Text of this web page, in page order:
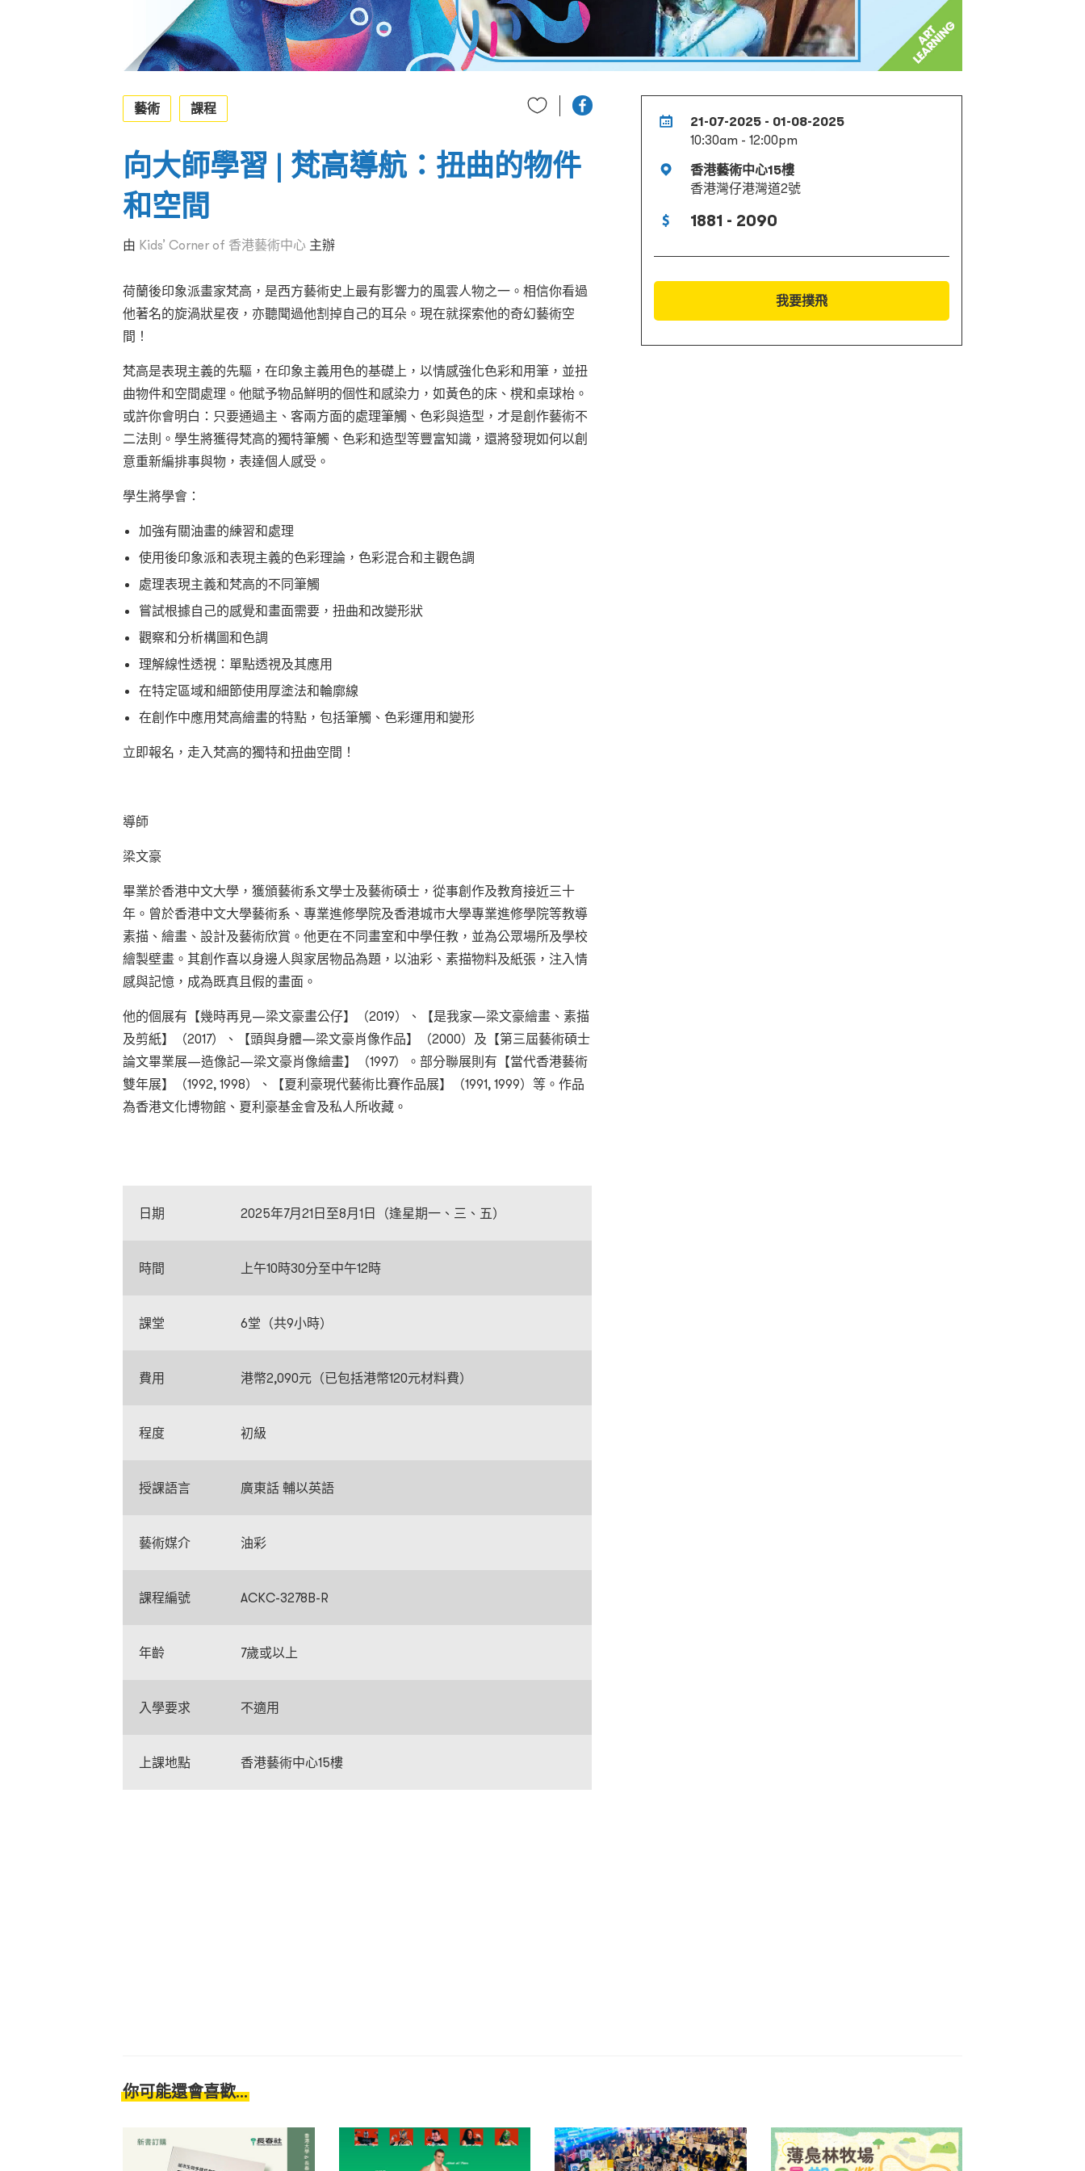
21-07-2025 - 01-08-2025
10:30am - 12:00pm
香港藝術中心15樓
香港灣仔港灣道2號
1881 - 2090
我要撲飛
藝術 課程
向大師學習 | 梵高導航：扭曲的物件
和空間
由 Kids’ Corner of 香港藝術中心 主辦
荷蘭後印象派畫家梵高，是西方藝術史上最有影響力的風雲人物之一。相信你看過
他著名的旋渦狀星夜，亦聽聞過他割掉自己的耳朵。現在就探索他的奇幻藝術空
間！
梵高是表現主義的先驅，在印象主義用色的基礎上，以情感強化色彩和用筆，並扭
曲物件和空間處理。他賦予物品鮮明的個性和感染力，如黃色的床、櫈和桌球枱。
或許你會明白：只要通過主、客兩方面的處理筆觸、色彩與造型，才是創作藝術不
二法則。學生將獲得梵高的獨特筆觸、色彩和造型等豐富知識，還將發現如何以創
意重新編排事與物，表達個人感受。
學生將學會：
加強有關油畫的練習和處理
使用後印象派和表現主義的色彩理論，色彩混合和主觀色調
處理表現主義和梵高的不同筆觸
嘗試根據自己的感覺和畫面需要，扭曲和改變形狀
觀察和分析構圖和色調
理解線性透視：單點透視及其應用
在特定區域和細節使用厚塗法和輪廓線
在創作中應用梵高繪畫的特點，包括筆觸、色彩運用和變形
立即報名，走入梵高的獨特和扭曲空間！
導師
梁文豪
畢業於香港中文大學，獲頒藝術系文學士及藝術碩士，從事創作及教育接近三十
年。曾於香港中文大學藝術系、專業進修學院及香港城市大學專業進修學院等教導
素描、繪畫、設計及藝術欣賞。他更在不同畫室和中學任教， 並為公眾場所及學校
繪製壁畫 。其創作喜以身邊人與家居物品為題，以油彩、素描物料及紙張，注入情
感與記憶，成為既真且假的畫面。
他的個展有【幾時再見—梁文豪畫公仔】（2019）、【是我家—梁文豪繪畫、素描
及剪紙】（2017）、【頭與身體—梁文豪肖像作品】（2000）及【第三屆藝術碩士
論文畢業展—造像記—梁文豪肖像繪畫】（1997）。部分聯展則有【當代香港藝術
雙年展】（1992, 1998）、【夏利豪現代藝術比賽作品展】（1991, 1999）等。作品
為香港文化博物館、夏利豪基金會及私人所收藏。
日期 2025年7月21日至8月1日（逢星期一 、三、五）
時間 上午10時30分至中午12時
課堂 6堂（共9小時）
費用 港幣2,090元（已包括港幣120元材料費）
程度 初級
授課語言 廣東話 輔以英語
藝術媒介 油彩
課程編號 ACKC-3278B-R
年齡 7歲或以上
入學要求 不適用
上課地點 香港藝術中心15樓
你可能還會喜歡...